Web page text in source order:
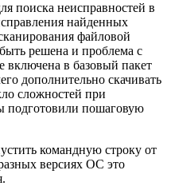
поиска неисправностей в
найденных
файловой
решена и проблема с
включена в базовый пакет
дополнительно скачивать
сложностей при
подготовили пошаговую
командную строку от
версиях ОС это